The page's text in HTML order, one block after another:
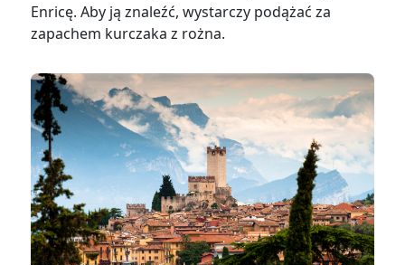
Enricę. Aby ją znaleźć, wystarczy podążać za
zapachem kurczaka z rożna.